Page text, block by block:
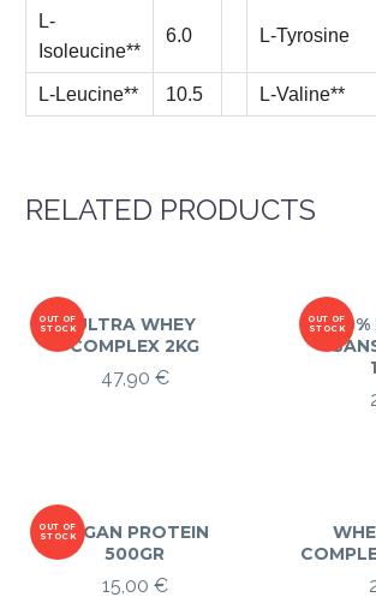
L-
Isoleucine**
6.0 L-Tyrosine
L-Leucine** 10.5 L-Valine**
RELATED PRODUCTS
OUT OF
STOCKULTRA WHEY
COMPLEX 2KG
47,90 €
OUT OF
STOCK
100%
OUT OF
STOCKVEGAN PROTEIN
500GR
15,00 €